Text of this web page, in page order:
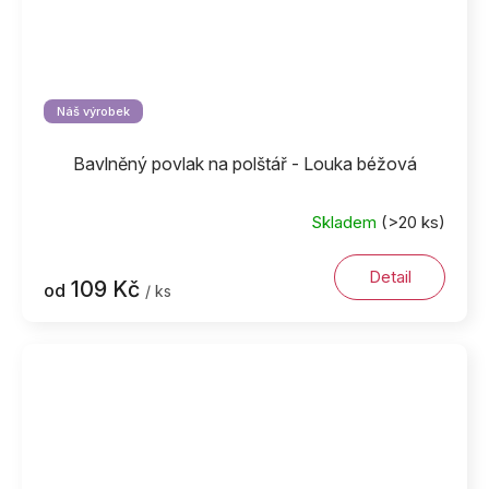
Náš výrobek
Bavlněný povlak na polštář - Louka béžová
Skladem (>20 ks)
od 109 Kč / ks
Detail